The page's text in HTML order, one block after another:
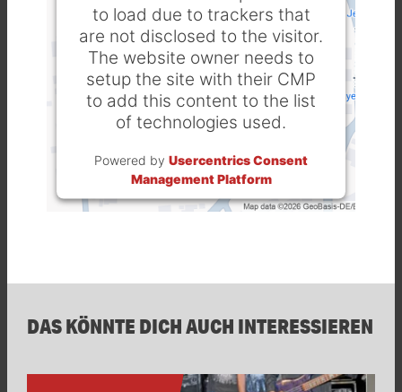
to load due to trackers that
are not disclosed to the visitor.
The website owner needs to
setup the site with their CMP
to add this content to the list
of technologies used.
Powered by Usercentrics Consent
Management Platform
DAS KÖNNTE DICH AUCH INTERESSIEREN